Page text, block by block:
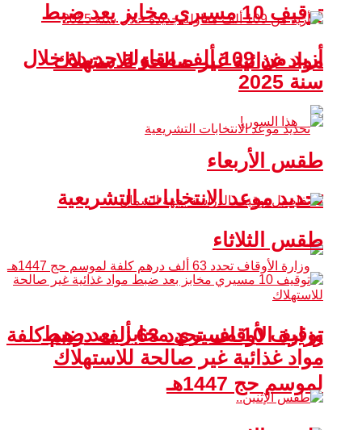
توقيف 10 مسيري مخابز بعد ضبط
مواد غذائية غير صالحة للاستهلاك
تحديد موعد الانتخابات التشريعية
وزارة الأوقاف تحدد 63 ألف درهم كلفة
لموسم حج 1447هـ
أزيد من 109 ألف مقاولة جديدة خلال
سنة 2025
طقس الأربعاء
طقس الثلاثاء
توقيف 10 مسيري مخابز بعد ضبط
مواد غذائية غير صالحة للاستهلاك